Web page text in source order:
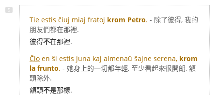
Tie estis ĉiuj miaj fratoj krom Petro. - 除了彼得, 我的
朋友們都在那裡.
彼得不在那裡.
Ĉio en ŝi estis juna kaj almenaŭ ŝajne serena, krom
la frunto. - 她身上的一切都年輕, 至少看起來很開朗, 額
頭除外.
額頭不是那樣.